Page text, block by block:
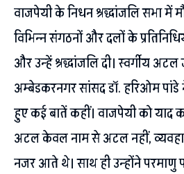
वाजपेयी के निधन श्रद्धांजलि सभा में
विभिन्न संगठनों और दलों के
और उन्हें श्रद्धांजलि दी। स्वर्गीय
अम्बेडकरनगर सांसद डॉ. हरिओम
हुए कई बातें कहीं। वाजपेयी को याद
अटल केवल नाम से अटल नहीं,
नजर आते थे। साथ ही उन्होंने परमाणु